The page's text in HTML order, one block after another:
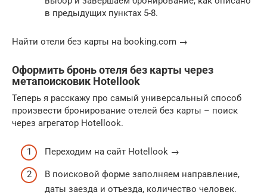
в предыдущих пунктах 5-8.
Найти отели без карты на booking.com →
Оформить бронь отеля без карты через
метапоисковик Hotellook
Теперь я расскажу про самый универсальный способ
произвести бронирование отелей без карты – поиск
через агрегатор Hotellook.
Переходим на сайт Hotellook →
В поисковой форме заполняем направление,
даты заезда и отъезда, количество человек.